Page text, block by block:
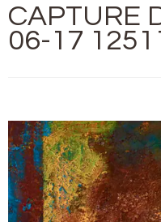
CAPTURE
06-17